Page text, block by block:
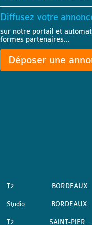
Diffusez votre
sur notre portail et
formes partenaires...
Déposer une
T2 BORDEAUX
Studio BORDEAUX
T2 SAINT-PIER ..